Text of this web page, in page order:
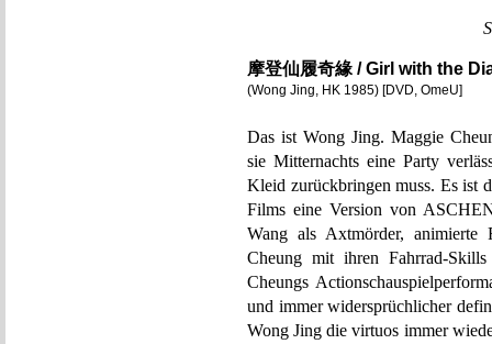
摩登仙履奇緣 / Girl with the
(Wong Jing, HK 1985) [DVD, OmeU]
Das ist Wong Jing. Maggie
sie Mitternachts eine Party
Kleid zurückbringen muss. Es ist
Films eine Version von
Wang als Axtmörder,
Cheung mit ihren Fahrrad-
Cheungs
und immer widersprüchlicher
Wong Jing die virtuos immer